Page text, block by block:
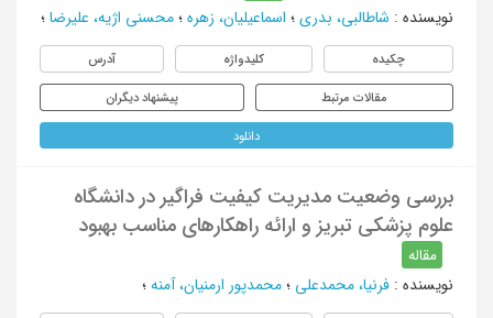
نویسنده : شاطالبی، بدری ؛ اسماعیلیان، زهره ؛ محسنی اژیه، علیرضا ؛
چکیده کلیدواژه آدرس
مقالات مرتبط پیشنهاد دیگران
دانلود
بررسی وضعیت مدیریت کیفیت فراگیر در دانشگاه
علوم پزشکی تبریز و ارائه راهکارهای مناسب بهبود
مقاله
نویسنده : فرنیا، محمدعلی ؛ محمدپور ارمنیان، آمنه ؛